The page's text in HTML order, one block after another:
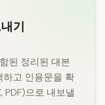
기
된 정리된 대본
하고 인용문을 확
PDF)으로 내보낼